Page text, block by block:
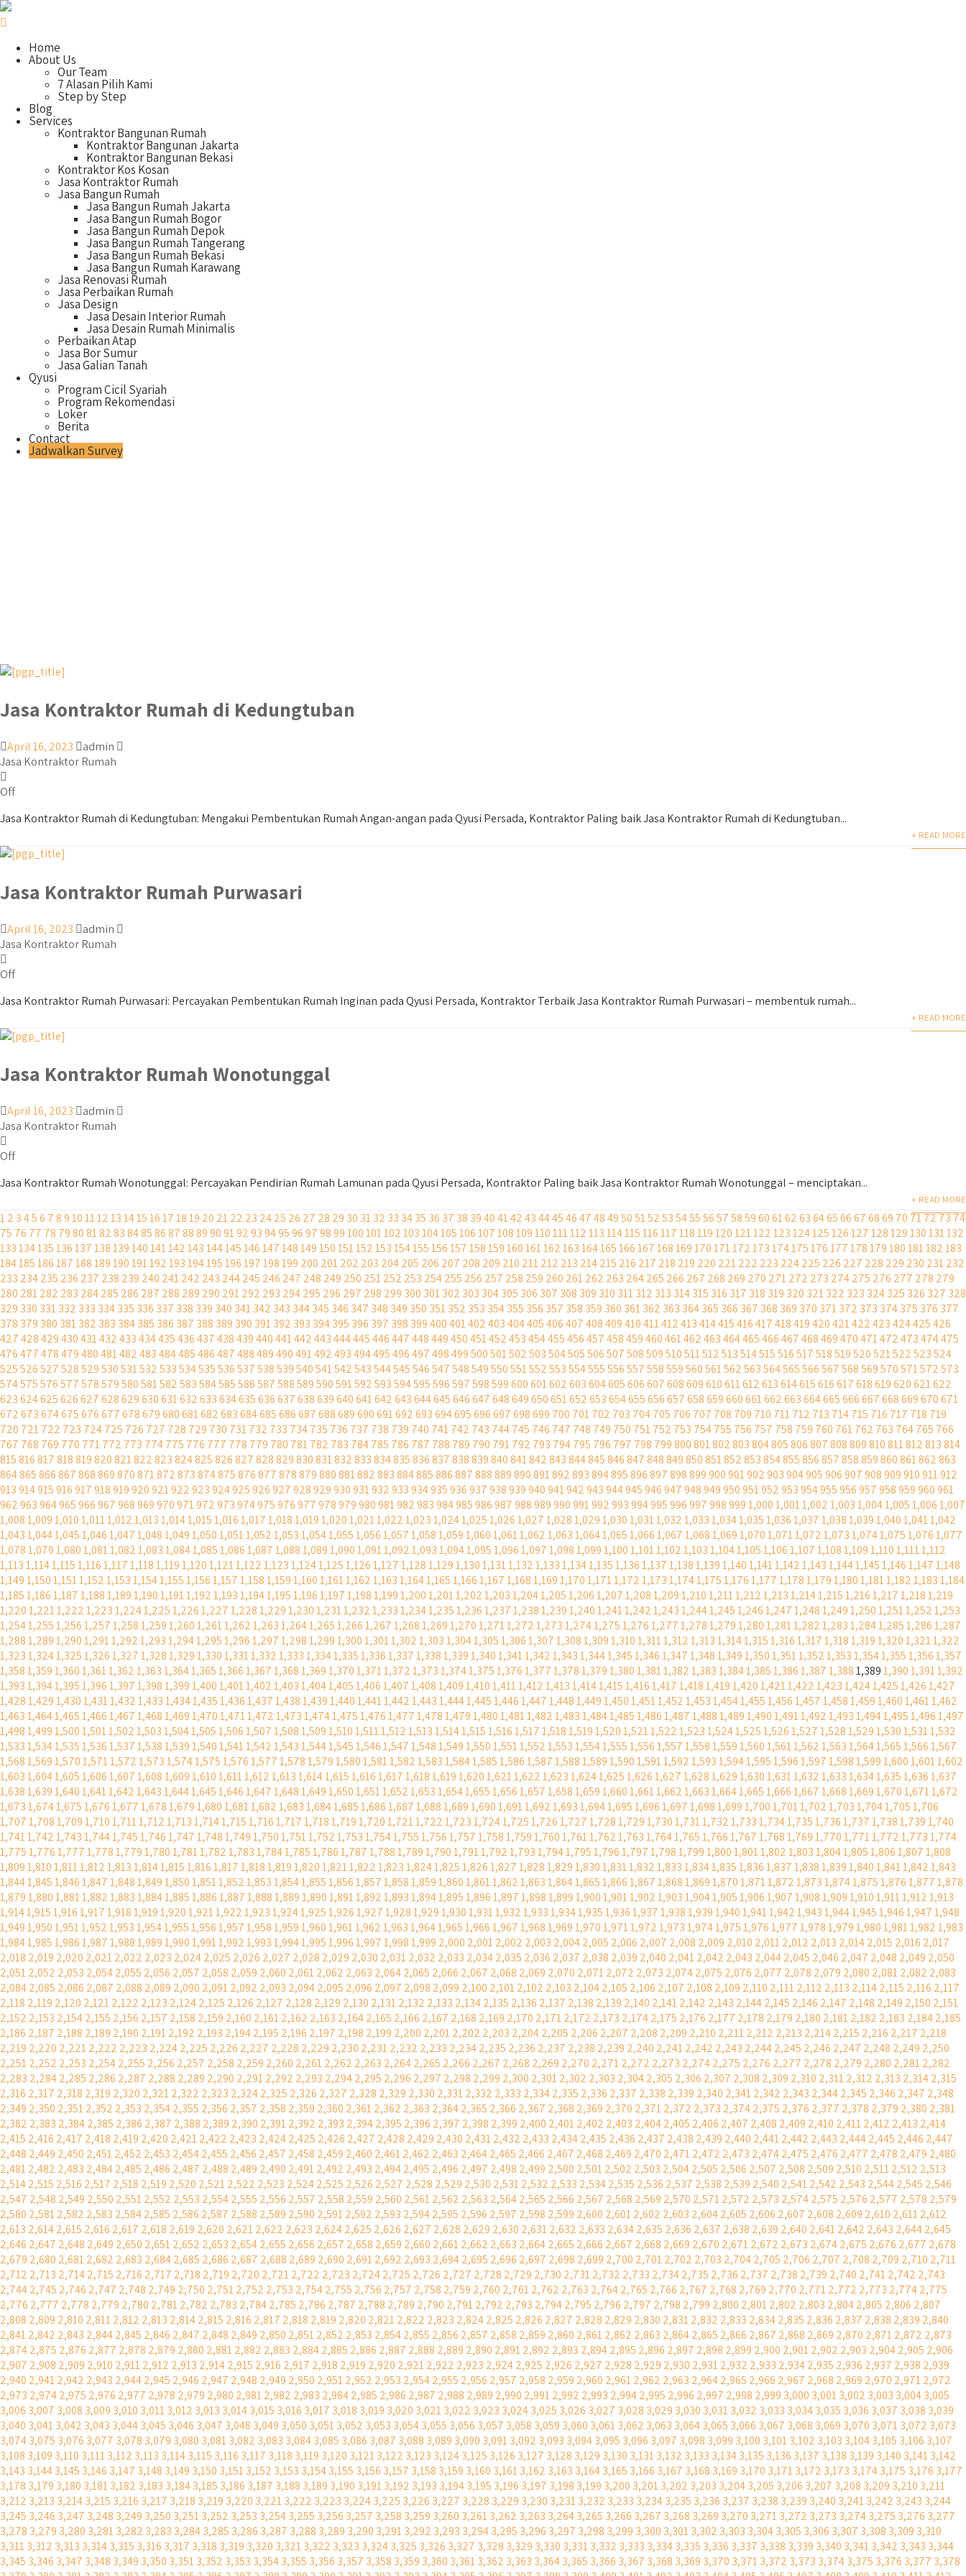
Home
About Us
Our Team
7 Alasan Pilih Kami
Step by Step
Blog
Services
Kontraktor Bangunan Rumah
Kontraktor Bangunan Jakarta
Kontraktor Bangunan Bekasi
Kontraktor Kos Kosan
Jasa Kontraktor Rumah
Jasa Bangun Rumah
Jasa Bangun Rumah Jakarta
Jasa Bangun Rumah Bogor
Jasa Bangun Rumah Depok
Jasa Bangun Rumah Tangerang
Jasa Bangun Rumah Bekasi
Jasa Bangun Rumah Karawang
Jasa Renovasi Rumah
Jasa Perbaikan Rumah
Jasa Design
Jasa Desain Interior Rumah
Jasa Desain Rumah Minimalis
Perbaikan Atap
Jasa Bor Sumur
Jasa Galian Tanah
Qyusi
Program Cicil Syariah
Program Rekomendasi
Loker
Berita
Contact
Jadwalkan Survey
Jasa Kontraktor Rumah di Kedungtuban
April 16, 2023
admin
Jasa Kontraktor Rumah
Off
Jasa Kontraktor Rumah di Kedungtuban: Mengakui Pembentukan Rumah Angan-angan pada Qyusi Persada, Kontraktor Paling baik Jasa Kontraktor Rumah di Kedungtuban...
+ READ MORE
Jasa Kontraktor Rumah Purwasari
April 16, 2023
admin
Jasa Kontraktor Rumah
Off
Jasa Kontraktor Rumah Purwasari: Percayakan Pembentukan Rumah Inginan pada Qyusi Persada, Kontraktor Terbaik Jasa Kontraktor Rumah Purwasari – membentuk rumah...
+ READ MORE
Jasa Kontraktor Rumah Wonotunggal
April 16, 2023
admin
Jasa Kontraktor Rumah
Off
Jasa Kontraktor Rumah Wonotunggal: Percayakan Pendirian Rumah Lamunan pada Qyusi Persada, Kontraktor Paling baik Jasa Kontraktor Rumah Wonotunggal – menciptakan...
+ READ MORE
12 3456 78910111213141516171819 20 2122 23 2425 26 27 28 29 30 3132 33 3435 36 37 38 39404142434445464748495051525354555657585960616263646566676869 70 71727374
75 76 77 78 798081828384858687888990919293949596979899100101102103104105106107108109110111112113114115116117118119120121122123124125126127128129130131132
133134135136137138139140141142143144145146147148149150151152153154155156157158159160161162163164165166167168169170171172173174175176177178179180181182183
184185186187188189190191192193194195196197198199 200 201202 203 204205 206 207 208 209 210 211212 213 214215 216 217 218 219 220 221222 223 224225 226 227 228 229 230 231232
233 234235 236 237 238 239 240 241242 243 244245 246 247 248 249 250 251252 253 254255 256 257 258 259 260 261262 263 264265 266 267 268 269 270 271272 273 274275 276 277 278 279
280 281282 283 284285 286 287 288 289 290 291292 293 294295 296 297 298 299 300 301302 303 304305 306 307 308 309 310 311312 313 314315 316 317 318 319 320 321322 323 324325 326 327 328
329 330 331332 333 334335 336 337 338 339 340 341342 343 344345 346 347 348 349 350 351352 353 354355 356 357 358 359 360 361362 363 364365 366 367 368 369 370 371372 373 374375 376 377
378 379 380 381382 383 384385 386 387 388 389 390 391392 393 394395 396 397 398 399400401402403404405406407408409410411412413414415416417418419420421422423424425426
427428429430431432433434435436437438439440441442443444445446447448449450451452453454455456457458459460461462463464465466467468469470471472473474475
476477478479480481482483484485486487488489490491492493494495496497498499500501502503504505506507508509510511512513514515516517518519520521522523524
525526527528529530531532533534535536537538539540541542543544545546547548549550551552553554555556557558559560561562563564565566567568569570571572573
574575576577578579580581582583584585586587588589590591592593594595596597598599600601602603604605606607608609610611612613614615616617618619620621622
623624625626627628629630631632633634635636637638639640641642643644645646647648649650651652653654655656657658659660661662663664665666667668669670671
672673674675676677678679680681682683684685686687688689690691692693694695696697698699 700 701702 703 704705 706 707 708 709 710 711712 713 714715 716 717 718 719
720 721722 723 724725 726 727 728 729 730 731732 733 734735 736 737 738 739 740 741742 743 744745 746 747 748 749 750 751752 753 754755 756 757 758 759 760 761762 763 764765 766
767 768 769 770 771772 773 774775 776 777 778 779 780 781782 783 784785 786 787 788 789 790 791792 793 794795 796 797 798 799800801802803804805806807808809810811812813814
815816817818819820821822823824825826827828829830831832833834835836837838839840841842843844845846847848849850851852853854855856857858859860861862863
864865866867868869870871872873874875876877878879880881882883884885886887888889890891892893894895896897898899900901902903904905906907908909910911912
913914915916917918919920921922923924925926927928929930931932933934935936937938939940941942943944945946947948949950951952953954955956957958959960961
9629639649659669679689699709719729739749759769779789799809819829839849859869879889899909919929939949959969979989991,0001,0011,0021,0031,0041,0051,0061,007
1,0081,0091,0101,0111,0121,0131,0141,0151,0161,0171,0181,0191,0201,0211,0221,0231,0241,0251,0261,0271,0281,0291,0301,0311,0321,0331,0341,0351,0361,0371,0381,0391,0401,0411,042
1,0431,0441,0451,0461,0471,0481,0491,0501,0511,0521,0531,0541,0551,0561,0571,0581,0591,0601,0611,0621,0631,0641,0651,0661,0671,0681,0691,0701,0711,0721,0731,0741,0751,0761,077
1,0781,0791,0801,0811,0821,0831,0841,0851,0861,0871,0881,0891,0901,0911,0921,0931,0941,0951,0961,0971,0981,0991,1001,1011,1021,1031,1041,1051,1061,1071,1081,1091,1101,1111,112
1,1131,1141,1151,1161,1171,1181,1191,1201,1211,1221,1231,1241,1251,1261,1271,1281,1291,1301,1311,1321,1331,1341,1351,1361,1371,1381,1391,1401,1411,1421,1431,1441,1451,1461,1471,148
1,1491,1501,1511,1521,1531,1541,1551,1561,1571,1581,1591,1601,1611,1621,1631,1641,1651,1661,1671,1681,1691,1701,1711,1721,1731,1741,1751,1761,1771,1781,1791,1801,1811,1821,1831,184
1,1851,1861,1871,1881,1891,1901,1911,1921,1931,1941,1951,1961,1971,1981,1991,2001,2011,2021,2031,2041,2051,2061,2071,2081,2091,2101,2111,2121,2131,2141,2151,2161,2171,2181,219
1,2201,2211,2221,2231,2241,2251,2261,2271,2281,2291,2301,2311,2321,2331,2341,2351,2361,2371,2381,2391,2401,2411,2421,2431,2441,2451,2461,2471,2481,2491,2501,2511,2521,253
1,2541,2551,2561,2571,2581,2591,2601,2611,2621,2631,2641,2651,2661,2671,2681,2691,2701,2711,2721,2731,2741,2751,2761,2771,2781,2791,2801,2811,2821,2831,2841,2851,2861,287
1,2881,2891,2901,2911,2921,2931,2941,2951,2961,2971,2981,2991,3001,3011,3021,3031,3041,3051,3061,3071,3081,3091,3101,3111,3121,3131,3141,3151,3161,3171,3181,3191,3201,3211,322
1,3231,3241,3251,3261,3271,3281,3291,3301,3311,3321,3331,3341,3351,3361,3371,3381,3391,3401,3411,3421,3431,3441,3451,3461,3471,3481,3491,3501,3511,3521,3531,3541,3551,3561,357
1,3581,3591,3601,3611,3621,3631,3641,3651,3661,3671,3681,3691,3701,3711,3721,3731,3741,3751,3761,3771,3781,3791,3801,3811,3821,3831,3841,3851,3861,3871,3881,3891,3901,3911,392
1,3931,3941,3951,3961,3971,3981,3991,4001,4011,4021,4031,4041,4051,4061,4071,4081,4091,4101,4111,4121,4131,4141,4151,4161,4171,4181,4191,4201,4211,4221,4231,4241,4251,4261,427
1,4281,4291,4301,4311,4321,4331,4341,4351,4361,4371,4381,4391,4401,4411,4421,4431,4441,4451,4461,4471,4481,4491,4501,4511,4521,4531,4541,4551,4561,4571,4581,4591,4601,4611,462
1,4631,4641,4651,4661,4671,4681,4691,4701,4711,4721,4731,4741,4751,4761,4771,4781,4791,4801,4811,4821,4831,4841,4851,4861,4871,4881,4891,4901,4911,4921,4931,4941,4951,4961,497
1,4981,4991,5001,5011,5021,5031,5041,5051,5061,5071,5081,5091,5101,5111,5121,5131,5141,5151,5161,5171,5181,5191,5201,5211,5221,5231,5241,5251,5261,5271,5281,5291,5301,5311,532
1,5331,5341,5351,5361,5371,5381,5391,5401,5411,5421,5431,5441,5451,5461,5471,5481,5491,5501,5511,5521,5531,5541,5551,5561,5571,5581,5591,5601,5611,5621,5631,5641,5651,5661,567
1,5681,5691,5701,5711,5721,5731,5741,5751,5761,5771,5781,5791,5801,5811,5821,5831,5841,5851,5861,5871,5881,5891,5901,5911,5921,5931,5941,5951,5961,5971,5981,5991,6001,6011,602
1,6031,6041,6051,6061,6071,6081,6091,6101,6111,6121,6131,6141,6151,6161,6171,6181,6191,6201,6211,6221,6231,6241,6251,6261,6271,6281,6291,6301,6311,6321,6331,6341,6351,6361,637
1,6381,6391,6401,6411,6421,6431,6441,6451,6461,6471,6481,6491,6501,6511,6521,6531,6541,6551,6561,6571,6581,6591,6601,6611,6621,6631,6641,6651,6661,6671,6681,6691,6701,6711,672
1,6731,6741,6751,6761,6771,6781,6791,6801,6811,6821,6831,6841,6851,6861,6871,6881,6891,6901,6911,6921,6931,6941,6951,6961,6971,6981,6991,7001,7011,7021,7031,7041,7051,706
1,7071,7081,7091,7101,7111,7121,7131,7141,7151,7161,7171,7181,7191,7201,7211,7221,7231,7241,7251,7261,7271,7281,7291,7301,7311,7321,7331,7341,7351,7361,7371,7381,7391,740
1,7411,7421,7431,7441,7451,7461,7471,7481,7491,7501,7511,7521,7531,7541,7551,7561,7571,7581,7591,7601,7611,7621,7631,7641,7651,7661,7671,7681,7691,7701,7711,7721,7731,774
1,7751,7761,7771,7781,7791,7801,7811,7821,7831,7841,7851,7861,7871,7881,7891,7901,7911,7921,7931,7941,7951,7961,7971,7981,7991,8001,8011,8021,8031,8041,8051,8061,8071,808
1,8091,8101,8111,8121,8131,8141,8151,8161,8171,8181,8191,8201,8211,8221,8231,8241,8251,8261,8271,8281,8291,8301,8311,8321,8331,8341,8351,8361,8371,8381,8391,8401,8411,8421,843
1,8441,8451,8461,8471,8481,8491,8501,8511,8521,8531,8541,8551,8561,8571,8581,8591,8601,8611,8621,8631,8641,8651,8661,8671,8681,8691,8701,8711,8721,8731,8741,8751,8761,8771,878
1,8791,8801,8811,8821,8831,8841,8851,8861,8871,8881,8891,8901,8911,8921,8931,8941,8951,8961,8971,8981,8991,9001,9011,9021,9031,9041,9051,9061,9071,9081,9091,9101,9111,9121,913
1,9141,9151,9161,9171,9181,9191,9201,9211,9221,9231,9241,9251,9261,9271,9281,9291,9301,9311,9321,9331,9341,9351,9361,9371,9381,9391,9401,9411,9421,9431,9441,9451,9461,9471,948
1,9491,9501,9511,9521,9531,9541,9551,9561,9571,9581,9591,9601,9611,9621,9631,9641,9651,9661,9671,9681,9691,9701,9711,9721,9731,9741,9751,9761,9771,9781,9791,9801,9811,9821,983
1,9841,9851,9861,9871,9881,9891,9901,9911,9921,9931,9941,9951,9961,9971,9981,999 2,000 2,0012,002 2,003 2,0042,005 2,006 2,007 2,008 2,009 2,010 2,0112,012 2,013 2,0142,015 2,016 2,017
2,018 2,019 2,020 2,0212,022 2,023 2,0242,025 2,026 2,027 2,028 2,029 2,030 2,0312,032 2,033 2,0342,035 2,036 2,037 2,038 2,039 2,040 2,0412,042 2,043 2,0442,045 2,046 2,047 2,048 2,049 2,050
2,0512,052 2,053 2,0542,055 2,056 2,057 2,058 2,059 2,060 2,0612,062 2,063 2,0642,065 2,066 2,067 2,068 2,069 2,070 2,0712,072 2,073 2,0742,075 2,076 2,077 2,078 2,079 2,080 2,0812,082 2,083
2,0842,085 2,086 2,087 2,088 2,089 2,090 2,0912,092 2,093 2,0942,095 2,096 2,097 2,098 2,099 2,100 2,1012,102 2,103 2,1042,105 2,106 2,107 2,108 2,109 2,110 2,1112,112 2,113 2,1142,115 2,116 2,117
2,118 2,119 2,120 2,1212,122 2,123 2,1242,125 2,126 2,127 2,128 2,129 2,130 2,1312,132 2,133 2,1342,135 2,136 2,137 2,138 2,139 2,140 2,1412,142 2,143 2,1442,145 2,146 2,147 2,148 2,149 2,150 2,151
2,152 2,153 2,1542,155 2,156 2,157 2,158 2,159 2,160 2,1612,162 2,163 2,1642,165 2,166 2,167 2,168 2,169 2,170 2,1712,172 2,173 2,1742,175 2,176 2,177 2,178 2,179 2,180 2,1812,182 2,183 2,1842,185
2,186 2,187 2,188 2,189 2,190 2,1912,192 2,193 2,1942,195 2,196 2,197 2,198 2,199 2,200 2,2012,202 2,203 2,2042,205 2,206 2,207 2,208 2,209 2,210 2,2112,212 2,213 2,2142,215 2,216 2,217 2,218
2,219 2,220 2,2212,222 2,223 2,2242,225 2,226 2,227 2,228 2,229 2,230 2,2312,232 2,233 2,2342,235 2,236 2,237 2,238 2,239 2,240 2,2412,242 2,243 2,2442,245 2,246 2,247 2,248 2,249 2,250
2,2512,252 2,253 2,2542,255 2,256 2,257 2,258 2,259 2,260 2,2612,262 2,263 2,2642,265 2,266 2,267 2,268 2,269 2,270 2,2712,272 2,273 2,2742,275 2,276 2,277 2,278 2,279 2,280 2,2812,282
2,283 2,2842,285 2,286 2,287 2,288 2,289 2,290 2,2912,292 2,293 2,2942,295 2,296 2,297 2,298 2,299 2,300 2,3012,302 2,303 2,3042,305 2,306 2,307 2,308 2,309 2,310 2,3112,312 2,313 2,3142,315
2,316 2,317 2,318 2,319 2,320 2,3212,322 2,323 2,3242,325 2,326 2,327 2,328 2,329 2,330 2,3312,332 2,333 2,3342,335 2,336 2,337 2,338 2,339 2,340 2,3412,342 2,343 2,3442,345 2,346 2,347 2,348
2,349 2,350 2,3512,352 2,353 2,3542,355 2,356 2,357 2,358 2,359 2,360 2,3612,362 2,363 2,3642,365 2,366 2,367 2,368 2,369 2,370 2,3712,372 2,373 2,3742,375 2,376 2,377 2,378 2,379 2,380 2,381
2,382 2,383 2,3842,385 2,386 2,387 2,388 2,389 2,390 2,3912,392 2,393 2,3942,395 2,396 2,397 2,398 2,399 2,400 2,4012,402 2,403 2,4042,405 2,406 2,407 2,408 2,409 2,410 2,4112,412 2,413 2,414
2,415 2,416 2,417 2,418 2,419 2,420 2,4212,422 2,423 2,4242,425 2,426 2,427 2,428 2,429 2,430 2,4312,432 2,433 2,4342,435 2,436 2,437 2,438 2,439 2,440 2,4412,442 2,443 2,4442,445 2,446 2,447
2,448 2,449 2,450 2,4512,452 2,453 2,4542,455 2,456 2,457 2,458 2,459 2,460 2,4612,462 2,463 2,4642,465 2,466 2,467 2,468 2,469 2,470 2,4712,472 2,473 2,4742,475 2,476 2,477 2,478 2,479 2,480
2,4812,482 2,483 2,4842,485 2,486 2,487 2,488 2,489 2,490 2,4912,492 2,493 2,4942,495 2,496 2,497 2,498 2,499 2,500 2,5012,502 2,503 2,5042,505 2,506 2,507 2,508 2,509 2,510 2,5112,512 2,513
2,5142,515 2,516 2,517 2,518 2,519 2,520 2,5212,522 2,523 2,5242,525 2,526 2,527 2,528 2,529 2,530 2,5312,532 2,533 2,5342,535 2,536 2,537 2,538 2,539 2,540 2,5412,542 2,543 2,5442,545 2,546
2,547 2,548 2,549 2,550 2,5512,552 2,553 2,5542,555 2,556 2,557 2,558 2,559 2,560 2,5612,562 2,563 2,5642,565 2,566 2,567 2,568 2,569 2,570 2,5712,572 2,573 2,5742,575 2,576 2,577 2,578 2,579
2,580 2,5812,582 2,583 2,5842,585 2,586 2,587 2,588 2,589 2,590 2,5912,592 2,593 2,5942,595 2,596 2,597 2,598 2,599 2,600 2,6012,602 2,603 2,6042,605 2,606 2,607 2,608 2,609 2,610 2,6112,612
2,613 2,6142,615 2,616 2,617 2,618 2,619 2,620 2,6212,622 2,623 2,6242,625 2,626 2,627 2,628 2,629 2,630 2,6312,632 2,633 2,6342,635 2,636 2,637 2,638 2,639 2,640 2,6412,642 2,643 2,6442,645
2,646 2,647 2,648 2,649 2,650 2,6512,652 2,653 2,6542,655 2,656 2,657 2,658 2,659 2,660 2,6612,662 2,663 2,6642,665 2,666 2,667 2,668 2,669 2,670 2,6712,672 2,673 2,6742,675 2,676 2,677 2,678
2,679 2,680 2,6812,682 2,683 2,6842,685 2,686 2,687 2,688 2,689 2,690 2,6912,692 2,693 2,6942,695 2,696 2,697 2,698 2,699 2,700 2,7012,702 2,703 2,7042,705 2,706 2,707 2,708 2,709 2,710 2,711
2,712 2,713 2,7142,715 2,716 2,717 2,718 2,719 2,720 2,7212,722 2,723 2,7242,725 2,726 2,727 2,728 2,729 2,730 2,7312,732 2,733 2,7342,735 2,736 2,737 2,738 2,739 2,740 2,7412,742 2,743
2,7442,745 2,746 2,747 2,748 2,749 2,750 2,7512,752 2,753 2,7542,755 2,756 2,757 2,758 2,759 2,760 2,7612,762 2,763 2,7642,765 2,766 2,767 2,768 2,769 2,770 2,7712,772 2,773 2,7742,775
2,776 2,777 2,778 2,779 2,780 2,7812,782 2,783 2,7842,785 2,786 2,787 2,788 2,789 2,790 2,7912,792 2,793 2,7942,795 2,796 2,797 2,798 2,799 2,800 2,8012,802 2,803 2,8042,805 2,806 2,807
2,808 2,809 2,810 2,8112,812 2,813 2,8142,815 2,816 2,817 2,818 2,819 2,820 2,8212,822 2,823 2,8242,825 2,826 2,827 2,828 2,829 2,830 2,8312,832 2,833 2,8342,835 2,836 2,837 2,838 2,839 2,840
2,8412,842 2,843 2,8442,845 2,846 2,847 2,848 2,849 2,850 2,8512,852 2,853 2,8542,855 2,856 2,857 2,858 2,859 2,860 2,8612,862 2,863 2,8642,865 2,866 2,867 2,868 2,869 2,870 2,8712,872 2,873
2,8742,875 2,876 2,877 2,878 2,879 2,880 2,8812,882 2,883 2,8842,885 2,886 2,887 2,888 2,889 2,890 2,8912,892 2,893 2,8942,895 2,896 2,897 2,898 2,899 2,900 2,9012,902 2,903 2,9042,905 2,906
2,907 2,908 2,909 2,910 2,9112,912 2,913 2,9142,915 2,916 2,917 2,918 2,919 2,920 2,9212,922 2,923 2,9242,925 2,926 2,927 2,928 2,929 2,930 2,9312,932 2,933 2,9342,935 2,936 2,937 2,938 2,939
2,940 2,9412,942 2,943 2,9442,945 2,946 2,947 2,948 2,949 2,950 2,9512,952 2,953 2,9542,955 2,956 2,957 2,958 2,959 2,960 2,9612,962 2,963 2,9642,965 2,966 2,967 2,968 2,969 2,970 2,9712,972
2,973 2,9742,975 2,976 2,977 2,978 2,979 2,980 2,9812,982 2,983 2,9842,985 2,986 2,987 2,988 2,989 2,990 2,9912,992 2,993 2,9942,995 2,996 2,997 2,998 2,999 3,000 3,0013,002 3,003 3,0043,005
3,006 3,007 3,008 3,009 3,010 3,0113,012 3,013 3,0143,015 3,016 3,017 3,018 3,019 3,020 3,0213,022 3,023 3,0243,025 3,026 3,027 3,028 3,029 3,030 3,0313,032 3,033 3,0343,035 3,036 3,037 3,038 3,039
3,040 3,0413,042 3,043 3,0443,045 3,046 3,047 3,048 3,049 3,050 3,0513,052 3,053 3,0543,055 3,056 3,057 3,058 3,059 3,060 3,0613,062 3,063 3,0643,065 3,066 3,067 3,068 3,069 3,070 3,0713,072 3,073
3,0743,075 3,076 3,077 3,078 3,079 3,080 3,0813,082 3,083 3,0843,085 3,086 3,087 3,088 3,089 3,090 3,0913,092 3,093 3,0943,095 3,096 3,097 3,098 3,099 3,100 3,1013,102 3,103 3,1043,105 3,106 3,107
3,108 3,109 3,110 3,1113,112 3,113 3,1143,115 3,116 3,117 3,118 3,119 3,120 3,1213,122 3,123 3,1243,125 3,126 3,127 3,128 3,129 3,130 3,1313,132 3,133 3,1343,135 3,136 3,137 3,138 3,139 3,140 3,1413,142
3,143 3,1443,145 3,146 3,147 3,148 3,149 3,150 3,1513,152 3,153 3,1543,155 3,156 3,157 3,158 3,159 3,160 3,1613,162 3,163 3,1643,165 3,166 3,167 3,168 3,169 3,170 3,1713,172 3,173 3,1743,175 3,176 3,177
3,178 3,179 3,180 3,1813,182 3,183 3,1843,185 3,186 3,187 3,188 3,189 3,190 3,1913,192 3,193 3,1943,195 3,196 3,197 3,198 3,199 3,200 3,2013,202 3,203 3,2043,205 3,206 3,207 3,208 3,209 3,210 3,211
3,212 3,213 3,2143,215 3,216 3,217 3,218 3,219 3,220 3,2213,222 3,223 3,2243,225 3,226 3,227 3,228 3,229 3,230 3,2313,232 3,233 3,2343,235 3,236 3,237 3,238 3,239 3,240 3,2413,242 3,243 3,244
3,245 3,246 3,247 3,248 3,249 3,250 3,2513,252 3,253 3,2543,255 3,256 3,257 3,258 3,259 3,260 3,2613,262 3,263 3,2643,265 3,266 3,267 3,268 3,269 3,270 3,2713,272 3,273 3,2743,275 3,276 3,277
3,278 3,279 3,280 3,2813,282 3,283 3,2843,285 3,286 3,287 3,288 3,289 3,290 3,2913,292 3,293 3,2943,295 3,296 3,297 3,298 3,299 3,300 3,3013,302 3,303 3,3043,305 3,306 3,307 3,308 3,309 3,310
3,3113,312 3,313 3,3143,315 3,316 3,317 3,318 3,319 3,320 3,3213,322 3,323 3,3243,325 3,326 3,327 3,328 3,329 3,330 3,3313,332 3,333 3,3343,335 3,336 3,337 3,338 3,339 3,340 3,3413,342 3,343 3,344
3,345 3,346 3,347 3,348 3,349 3,350 3,3513,352 3,353 3,3543,355 3,356 3,357 3,358 3,359 3,360 3,3613,362 3,363 3,3643,365 3,366 3,367 3,368 3,369 3,370 3,3713,372 3,373 3,3743,375 3,376 3,377 3,378